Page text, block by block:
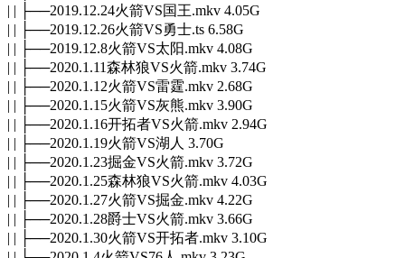
| | ├──2019.12.24火箭VS国王.mkv 4.05G
| | ├──2019.12.26火箭VS勇士.ts 6.58G
| | ├──2019.12.8火箭VS太阳.mkv 4.08G
| | ├──2020.1.11森林狼VS火箭.mkv 3.74G
| | ├──2020.1.12火箭VS雷霆.mkv 2.68G
| | ├──2020.1.15火箭VS灰熊.mkv 3.90G
| | ├──2020.1.16开拓者VS火箭.mkv 2.94G
| | ├──2020.1.19火箭VS湖人 3.70G
| | ├──2020.1.23掘金VS火箭.mkv 3.72G
| | ├──2020.1.25森林狼VS火箭.mkv 4.03G
| | ├──2020.1.27火箭VS掘金.mkv 4.22G
| | ├──2020.1.28爵士VS火箭.mkv 3.66G
| | ├──2020.1.30火箭VS开拓者.mkv 3.10G